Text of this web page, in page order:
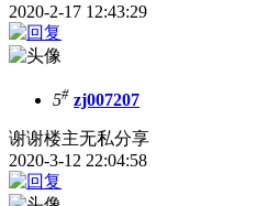
2020-2-17 12:43:29
5# zj007207
谢谢楼主无私分享
2020-3-12 22:04:58